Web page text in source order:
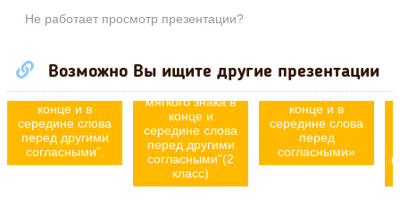
Не работает просмотр презентации?
Возможно Вы ищите другие презентации
"Правописание
мягкого знака в
конце и в
середине слова
перед другими
согласными".
русскому языку
"Правописание
мягкого знака в
конце и
середине слова
перед другими
согласными"(2
класс)
«Правописание
слов с мягким
знаком (ь) на
конце и в
середине слова
перед
согласными»